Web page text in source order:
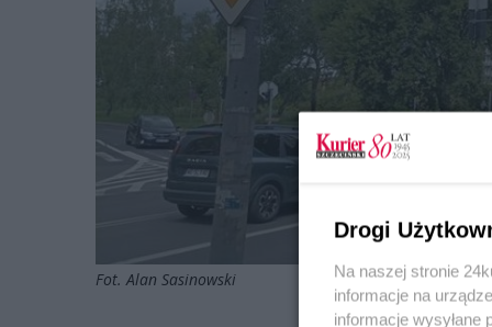
Fot. Alan Sasinowski
Drogi
Na naszej stronie
informacje na
informacje wysyłane